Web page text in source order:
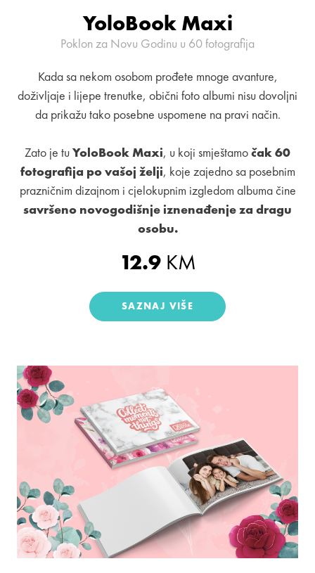
YoloBook Maxi
Poklon za Novu Godinu u 60 fotografija
Kada sa nekom osobom prođete mnoge avanture,
doživljaje i lijepe trenutke, obični foto albumi nisu dovoljni
da prikažu tako posebne uspomene na pravi način.
Zato je tuYoloBook Maxi, u koji smještamočak 60
fotografija po vašoj želji, koje zajedno sa posebnim
prazničnim dizajnom i cjelokupnim izgledom albuma čine
savršeno novogodišnje iznenađenje za dragu
osobu.
12.9 KM
SAZNAJ VIŠE